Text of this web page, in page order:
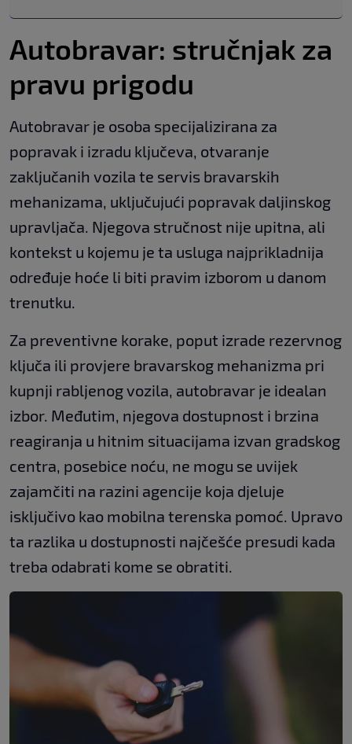
Autobravar: stručnjak za
pravu prigodu
Autobravar je osoba specijalizirana za
popravak i izradu ključeva, otvaranje
zaključanih vozila te servis bravarskih
mehanizama, uključujući popravak daljinskog
upravljača. Njegova stručnost nije upitna, ali
kontekst u kojemu je ta usluga najprikladnija
određuje hoće li biti pravim izborom u danom
trenutku.
Za preventivne korake, poput izrade rezervnog
ključa ili provjere bravarskog mehanizma pri
kupnji rabljenog vozila, autobravar je idealan
izbor. Međutim, njegova dostupnost i brzina
reagiranja u hitnim situacijama izvan gradskog
centra, posebice noću, ne mogu se uvijek
zajamčiti na razini agencije koja djeluje
isključivo kao mobilna terenska pomoć. Upravo
ta razlika u dostupnosti najčešće presudi kada
treba odabrati kome se obratiti.